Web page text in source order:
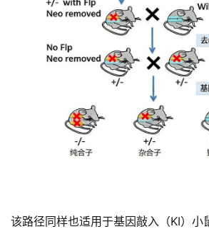
该路径同样也适用于基因敲入（KI）小